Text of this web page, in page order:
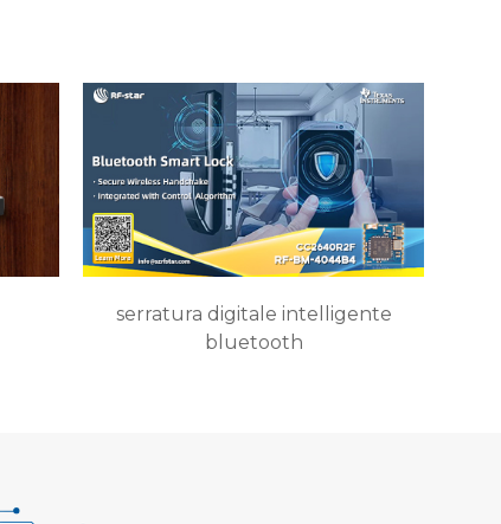
serratura digitale intelligente
bluetooth